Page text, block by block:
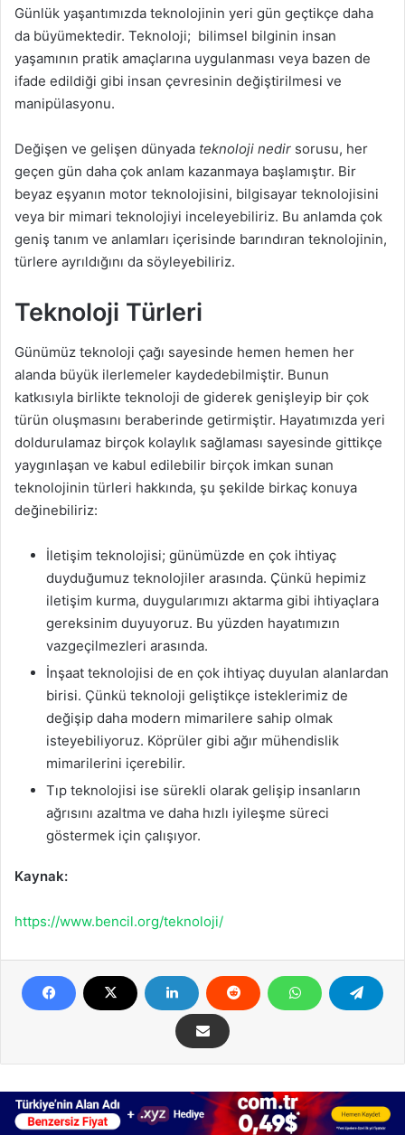
Günlük yaşantımızda teknolojinin yeri gün geçtikçe daha
da büyümektedir. Teknoloji; bilimsel bilginin insan
yaşamının pratik amaçlarına uygulanması veya bazen de
ifade edildiği gibi insan çevresinin değiştirilmesi ve
manipülasyonu.
Değişen ve gelişen dünyada teknoloji nedir sorusu, her
geçen gün daha çok anlam kazanmaya başlamıştır. Bir
beyaz eşyanın motor teknolojisini, bilgisayar teknolojisini
veya bir mimari teknolojiyi inceleyebiliriz. Bu anlamda çok
geniş tanım ve anlamları içerisinde barındıran teknolojinin,
türlere ayrıldığını da söyleyebiliriz.
Teknoloji Türleri
Günümüz teknoloji çağı sayesinde hemen hemen her
alanda büyük ilerlemeler kaydedebilmiştir. Bunun
katkısıyla birlikte teknoloji de giderek genişleyip bir çok
türün oluşmasını beraberinde getirmiştir. Hayatımızda yeri
doldurulamaz birçok kolaylık sağlaması sayesinde gittikçe
yaygınlaşan ve kabul edilebilir birçok imkan sunan
teknolojinin türleri hakkında, şu şekilde birkaç konuya
değinebiliriz:
İletişim teknolojisi; günümüzde en çok ihtiyaç
duyduğumuz teknolojiler arasında. Çünkü hepimiz
iletişim kurma, duygularımızı aktarma gibi ihtiyaçlara
gereksinim duyuyoruz. Bu yüzden hayatımızın
vazgeçilmezleri arasında.
İnşaat teknolojisi de en çok ihtiyaç duyulan alanlardan
birisi. Çünkü teknoloji geliştikçe isteklerimiz de
değişip daha modern mimarilere sahip olmak
isteyebiliyoruz. Köprüler gibi ağır mühendislik
mimarilerini içerebilir.
Tıp teknolojisi ise sürekli olarak gelişip insanların
ağrısını azaltma ve daha hızlı iyileşme süreci
göstermek için çalışıyor.
Kaynak:
https://www.bencil.org/teknoloji/